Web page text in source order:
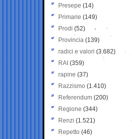
Presepe (14)
Primarie (149)
Prodi (52)
Provincia (139)
radici e valori (3.682)
RAI (359)
rapine (37)
Razzismo (1.410)
Referendum (200)
Regione (344)
Renzi (1.521)
Repetto (46)